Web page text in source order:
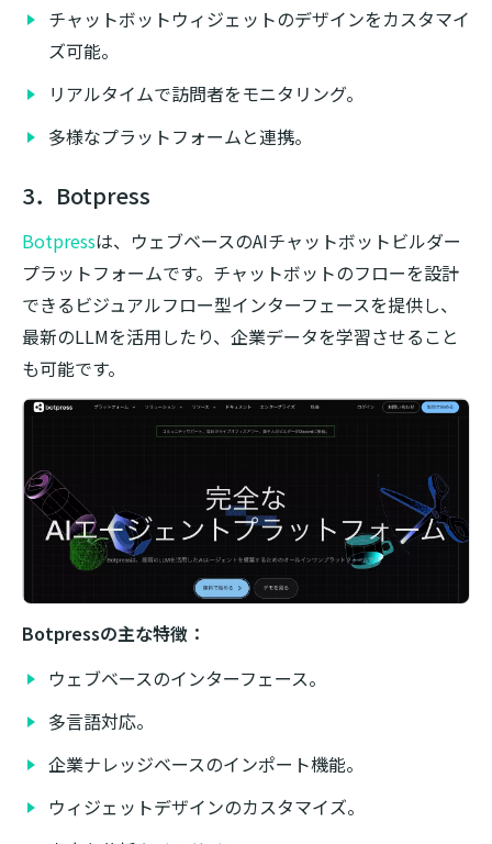
チャットボットウィジェットのデザインをカスタマイ
ズ可能。
リアルタイムで訪問者をモニタリング。
多様なプラットフォームと連携。
3．Botpress
Botpressは、ウェブベースのAIチャットボットビルダー
プラットフォームです。チャットボットのフローを設計
できるビジュアルフロー型インターフェースを提供し、
最新のLLMを活用したり、企業データを学習させること
も可能です。
Botpressの主な特徴：
ウェブベースのインターフェース。
多言語対応。
企業ナレッジベースのインポート機能。
ウィジェットデザインのカスタマイズ。